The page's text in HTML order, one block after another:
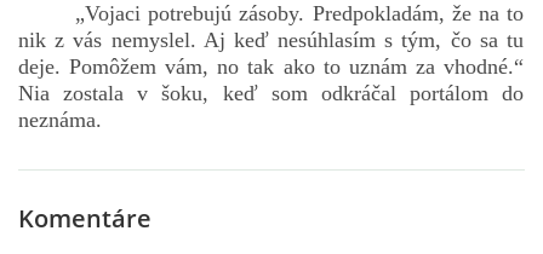
„Vojaci potrebujú zásoby. Predpokladám, že na to
nik z vás nemyslel. Aj keď nesúhlasím s tým, čo sa tu
deje. Pomôžem vám, no tak ako to uznám za vhodné.“
Nia zostala v šoku, keď som odkráčal portálom do
neznáma.
Komentáre